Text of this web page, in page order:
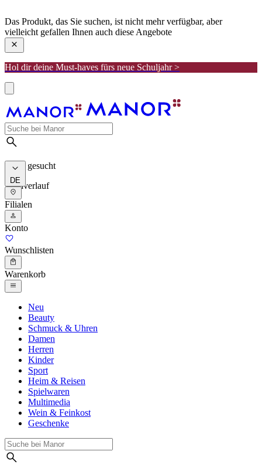
Das Produkt, das Sie suchen, ist nicht mehr verfügbar, aber
vielleicht gefallen Ihnen auch diese Angebote
Hol dir deine Must-haves fürs neue Schuljahr >
Meist gesucht
Suchverlauf
DE
Filialen
Konto
Wunschlisten
Warenkorb
Neu
Beauty
Schmuck & Uhren
Damen
Herren
Kinder
Sport
Heim & Reisen
Spielwaren
Multimedia
Wein & Feinkost
Geschenke